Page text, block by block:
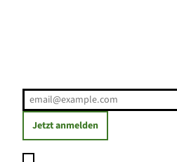
Jetzt anmelden